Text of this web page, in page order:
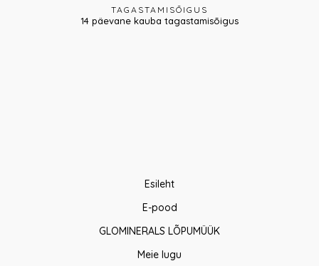
TAGASTAMISÕIGUS
14 päevane kauba tagastamisõigus
Esileht
E-pood
GLOMINERALS LÕPUMÜÜK
Meie lugu